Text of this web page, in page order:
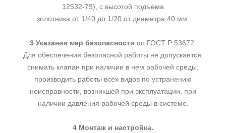
12532-79), с высотой подъема
золотника от 1/40 до 1/20 от диаметра 40 мм.
3 Указания мер безопасности по ГОСТ Р 53672.
Для обеспечения безопасной работы не допускается:
снимать клапан при наличии в нем рабочей среды;
производить работы всех видов по устранению
неисправности, возникшей при эксплуатации, при
наличии давления рабочей среды в системе.
4 Монтаж и настройка.